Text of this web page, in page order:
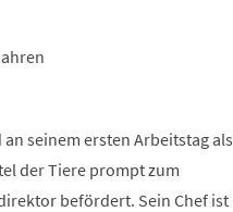
seinem ersten Arbeitstag als
der Tiere prompt zum
befördert. Sein Chef ist